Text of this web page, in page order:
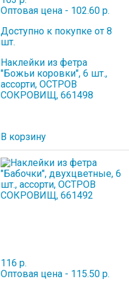
Оптовая цена - 102.60 р.
Доступно к покупке от 8
шт.
Наклейки из фетра
"Божьи коровки", 6 шт.,
ассорти, ОСТРОВ
СОКРОВИЩ, 661498
В корзину
116 р.
Оптовая цена - 115.50 р.